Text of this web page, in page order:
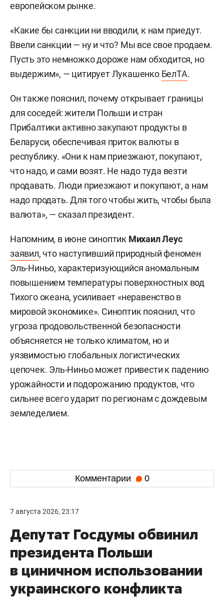
европейском рынке.
«Какие бы санкции ни вводили, к нам приедут.
Ввели санкции — ну и что? Мы все свое продаем.
Пусть это немножко дороже нам обходится, но
выдержим», — цитирует Лукашенко БелТА.
Он также пояснил, почему открывает границы
для соседей: жители Польши и стран
Прибалтики активно закупают продукты в
Беларуси, обеспечивая приток валюты в
республику. «Они к нам приезжают, покупают,
что надо, и сами возят. Не надо туда везти
продавать. Люди приезжают и покупают, а нам
надо продать. Для того чтобы жить, чтобы была
валюта», — сказал президент.
Напомним, в июне синоптик Михаил Леус
заявил, что наступивший природный феномен
Эль-Ниньо, характеризующийся аномальным
повышением температуры поверхностных вод
Тихого океана, усиливает «неравенство в
мировой экономике». Синоптик пояснил, что
угроза продовольственной безопасности
объясняется не только климатом, но и
уязвимостью глобальных логистических
цепочек. Эль-Ниньо может привести к падению
урожайности и подорожанию продуктов, что
сильнее всего ударит по регионам с дождевым
земледелием.
Комментарии 0
7 августа 2026, 23:17
Депутат Госдумы обвинил
президента Польши
в циничном использовании
украинского конфликта